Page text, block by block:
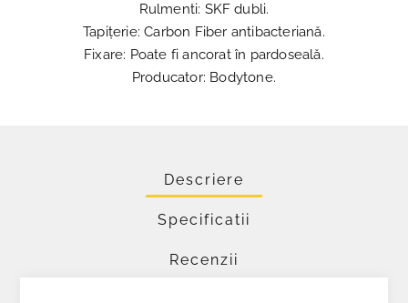
Rulmenti: SKF dubli.
Tapițerie: Carbon Fiber antibacteriană.
Fixare: Poate fi ancorat în pardoseală.
Producator: Bodytone.
Descriere
Specificatii
Recenzii